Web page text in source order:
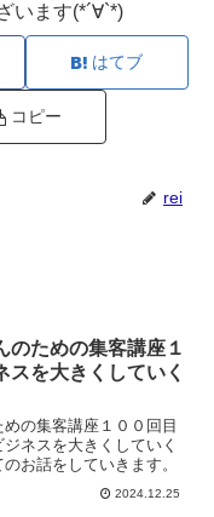
います(*´∀`*)
はてブ
コピー
rei
のための集客講座１
スを大きくしていく
の集客講座１００回目
ネスを大きくしていく
お話をしていきます。
2024.12.25